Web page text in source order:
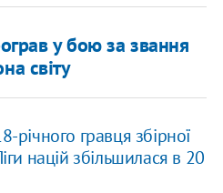
у бою за звання
світу
річного гравця збірної
націй збільшилася в 20